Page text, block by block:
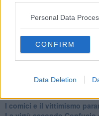
Personal Data
CONFIRM
Data Deletion
​La Cop 30 di Belem
La Cop 30, i crimini e i
Arrostire il pianeta: le
latticini
​Cop 30, uragani e
La responsabilità storica
dell’ignoranza
Il Wenzi e la decadenza
​I comici e il vittimismo